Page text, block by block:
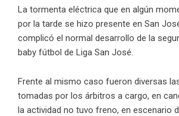
La tormenta eléctrica que en algún
por la tarde se hizo presente en San
complicó el normal desarrollo de la
baby fútbol de Liga San José.
Frente al mismo caso fueron diversas
tomadas por los árbitros a cargo, en
la actividad no tuvo freno, en escenario